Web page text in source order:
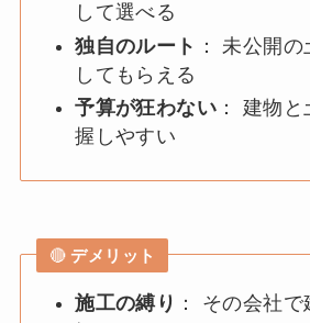
して選べる
独自のルート ： 未公開
してもらえる
予算が狂わない ： 建物
握しやすい
🔴デメリット
施工の縛り ： その会社